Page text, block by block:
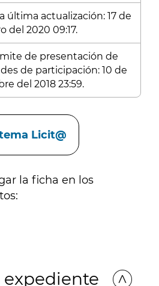
última actualización: 17 de
del 2020 09:17.
de presentación de
de participación: 10 de
del 2018 23:59.
Licit@
la ficha en los
expediente